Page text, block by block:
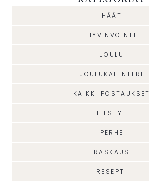
HÄÄT
HYVINVOINTI
JOULU
JOULUKALENTERI
KAIKKI POSTAUKSET
LIFESTYLE
PERHE
RASKAUS
RESEPTI